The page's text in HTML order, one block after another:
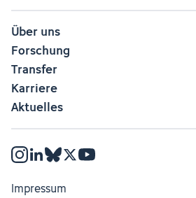
Über uns
Forschung
Transfer
Karriere
Aktuelles
Impressum